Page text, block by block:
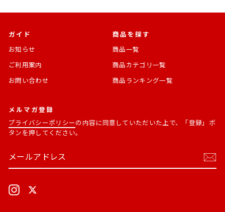
ガイド
お知らせ
ご利用案内
お問い合わせ
商品を探す
商品一覧
商品カテゴリ一覧
商品ランキング一覧
メルマガ登録
プライバシーポリシーの内容に同意していただいた上で、「登録」ボ
タンを押してください。
ー
レ
ス
読
Instagram